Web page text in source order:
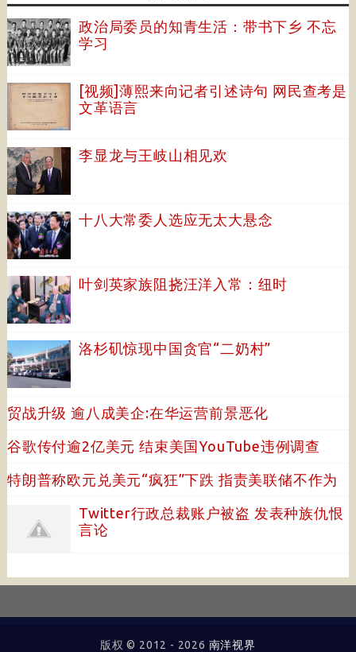
政治局委员的知青生活：带书下乡 不忘
学习
[视频]薄熙来向记者引述诗句 网民查考是
文革语言
李显龙与王岐山相见欢
十八大常委人选应无太大悬念
叶剑英家族阻挠汪洋入常：纽时
洛杉矶惊现中国贪官“二奶村”
贸战升级 逾八成美企:在华运营前景恶化
谷歌传付逾2亿美元 结束美国YouTube违例调查
特朗普称欧元兑美元“疯狂”下跌 指责美联储不作为
Twitter行政总裁账户被盗 发表种族仇恨
言论
版权 © 2012 - 2026 南洋视界